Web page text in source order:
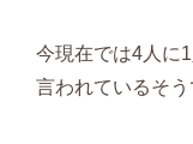
今現在では4人に
言われているそう